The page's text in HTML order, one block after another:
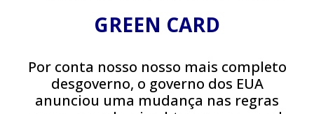
GREEN CARD
Por conta nosso nosso mais completo
desgoverno, o governo dos EUA
anunciou uma mudança nas regras